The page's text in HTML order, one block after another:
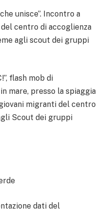
unisce”. Incontro a
centro di accoglienza
agli scout dei gruppi
flash mob di
mare, presso la spiaggia
migranti del centro
Scout dei gruppi
dati del